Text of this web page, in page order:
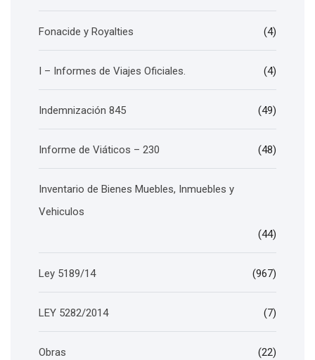
Fonacide y Royalties (4)
I – Informes de Viajes Oficiales. (4)
Indemnización 845 (49)
Informe de Viáticos – 230 (48)
Inventario de Bienes Muebles, Inmuebles y
Vehiculos
(44)
Ley 5189/14 (967)
LEY 5282/2014 (7)
Obras (22)